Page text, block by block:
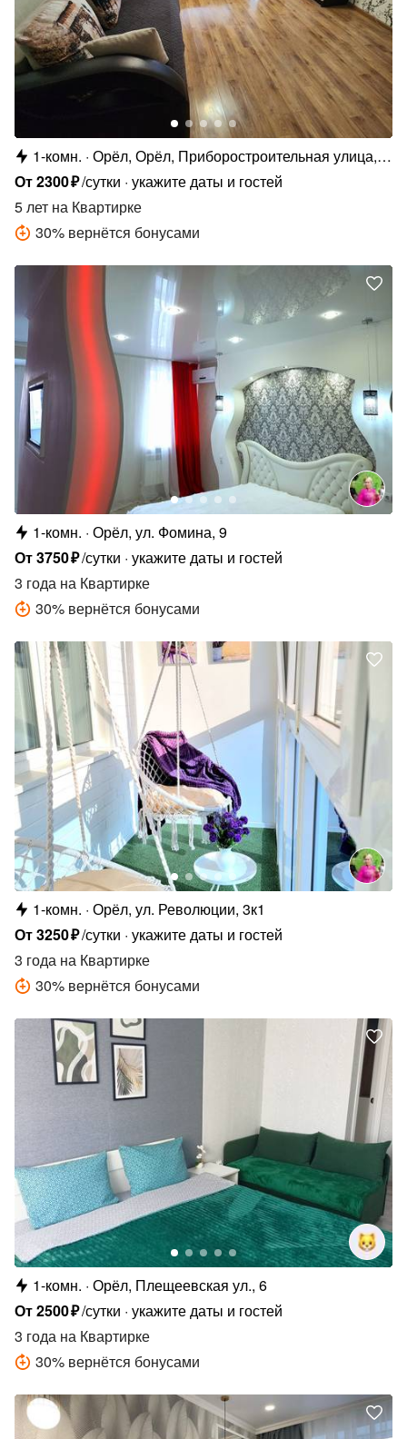
1-комн. Орёл, Орёл, Приборостроительная улица,
57
От2300₽/сутки укажите даты и гостей
5 лет на Квартирке
30% вернётся бонусами
1-комн. Орёл, ул. Фомина, 9
От3750₽/сутки укажите даты и гостей
3 года на Квартирке
30% вернётся бонусами
1-комн. Орёл, ул. Революции, 3к1
От3250₽/сутки укажите даты и гостей
3 года на Квартирке
30% вернётся бонусами
1-комн. Орёл, Плещеевская ул., 6
От2500₽/сутки укажите даты и гостей
3 года на Квартирке
30% вернётся бонусами